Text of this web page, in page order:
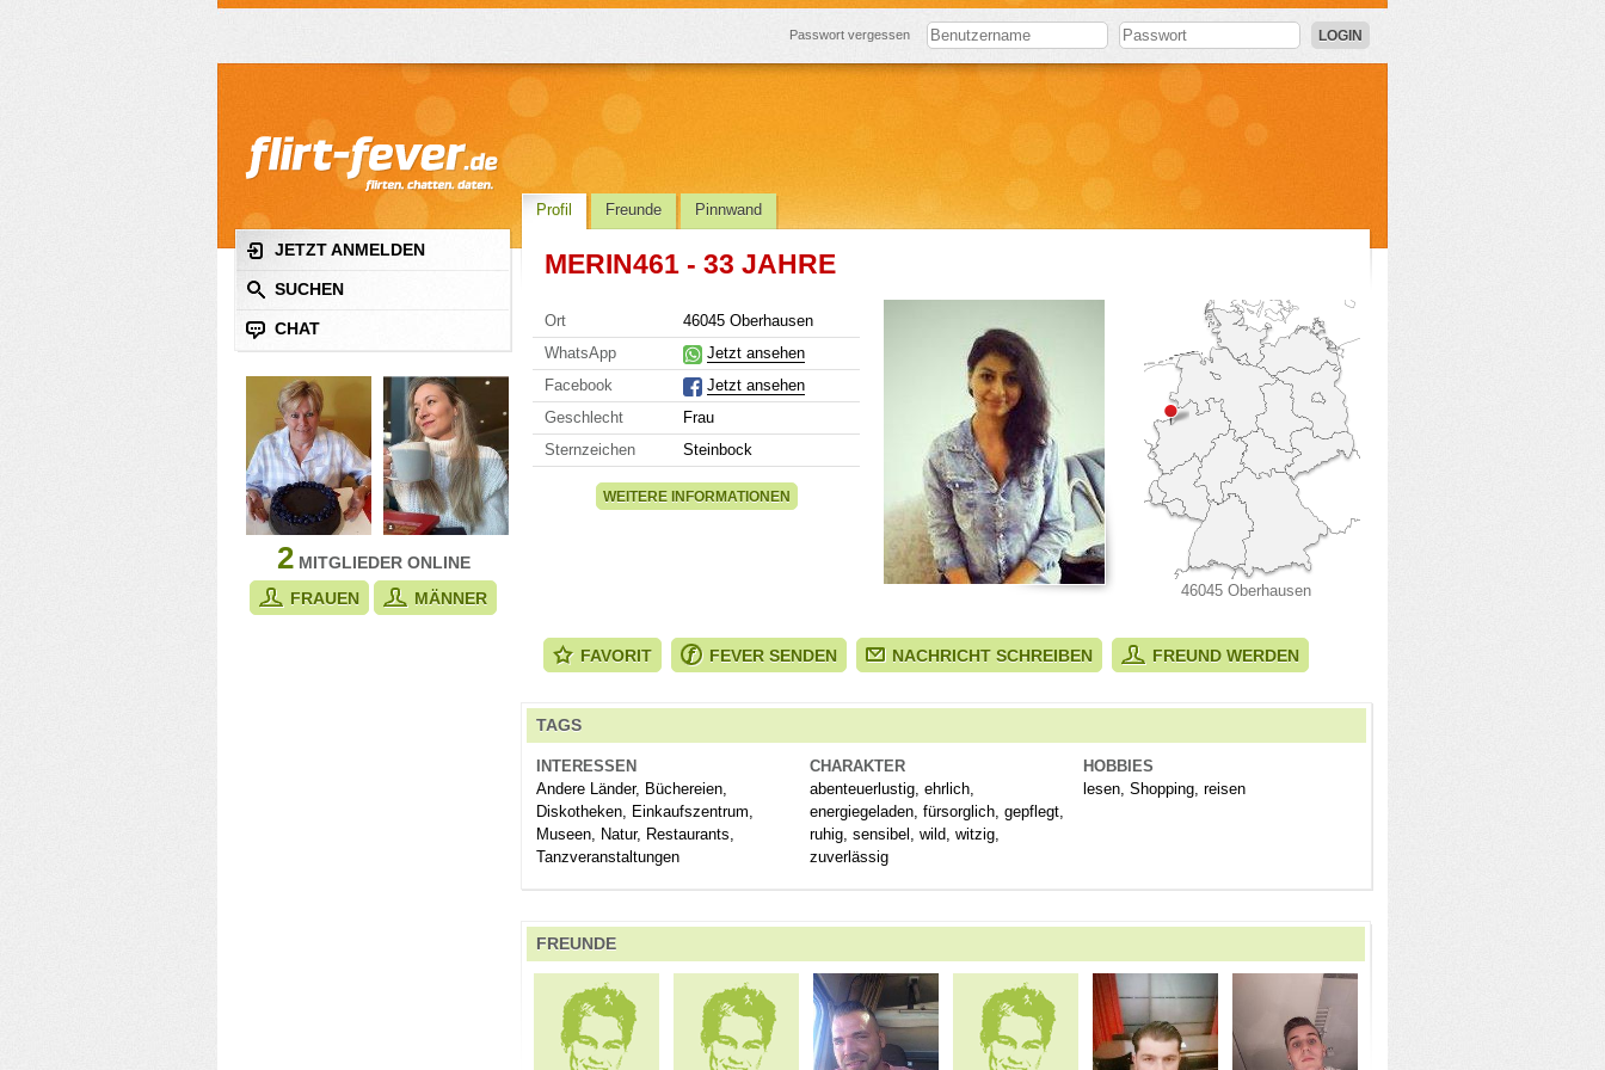
Passwort vergessen LOGIN
JETZT ANMELDEN
SUCHEN
CHAT
2MITGLIEDER ONLINE
FRAUEN
MÄNNER
Profil Freunde Pinnwand
MERIN461 - 33 JAHRE
Ort
46045 Oberhausen
WhatsApp
Jetzt ansehen
Facebook
Jetzt ansehen
Geschlecht
Frau
Sternzeichen
Steinbock
WEITERE INFORMATIONEN
46045 Oberhausen
FAVORIT FEVER SENDEN NACHRICHT SCHREIBEN FREUND WERDEN
TAGS
INTERESSEN
Andere Länder, Büchereien,
Diskotheken, Einkaufszentrum,
Museen, Natur, Restaurants,
Tanzveranstaltungen
CHARAKTER
abenteuerlustig, ehrlich,
energiegeladen, fürsorglich, gepflegt,
ruhig, sensibel, wild, witzig,
zuverlässig
HOBBIES
lesen, Shopping, reisen
FREUNDE